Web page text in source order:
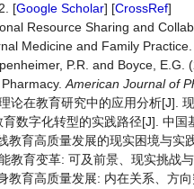
[Google Scholar] [CrossRef]
Resource Sharing and
Medicine and Family Practice.
P.R. and Boyce,
American Journal of
论在教育研究中的应用分析[J].
数字化转型的实践路径[J]. 中国
教育高质量发展的现实困境与实
教育变革: 可及前景、现实挑战
教育高质量发展: 内在关系、方